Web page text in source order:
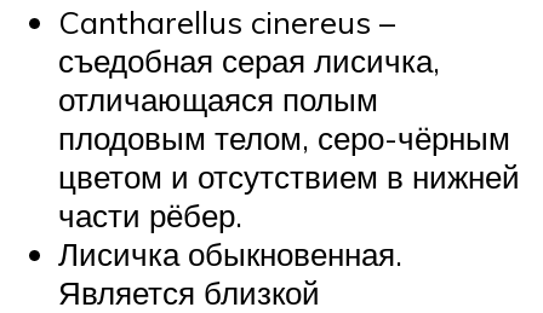
Cantharellus cinereus –
съедобная серая лисичка,
отличающаяся полым
плодовым телом, серо-чёрным
цветом и отсутствием в нижней
части рёбер.
Лисичка обыкновенная.
Является близкой